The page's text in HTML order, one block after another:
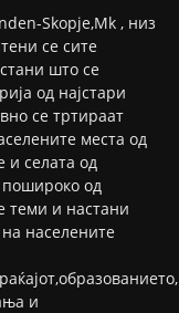
Skopje,Mk , низ
се сите
што се
од најстари
се тртираат
места од
и селата од
пошироко од
теми и настани
населените
и